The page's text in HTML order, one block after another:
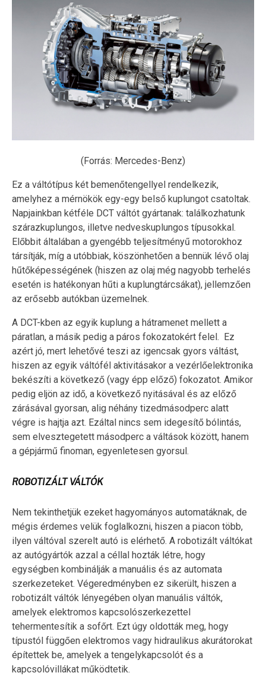
(Forrás: Mercedes-Benz)
Ez a váltótípus két bemenőtengellyel rendelkezik,
amelyhez a mérnökök egy-egy belső kuplungot csatoltak.
Napjainkban kétféle DCT váltót gyártanak: találkozhatunk
szárazkuplungos, illetve nedveskuplungos típusokkal.
Előbbit általában a gyengébb teljesítményű motorokhoz
társítják, míg a utóbbiak, köszönhetően a bennük lévő olaj
hűtőképességének (hiszen az olaj még nagyobb terhelés
esetén is hatékonyan hűti a kuplungtárcsákat), jellemzően
az erősebb autókban üzemelnek.
A DCT-kben az egyik kuplung a hátramenet mellett a
páratlan, a másik pedig a páros fokozatokért felel. Ez
azért jó, mert lehetővé teszi az igencsak gyors váltást,
hiszen az egyik váltófél aktivitásakor a vezérlőelektronika
bekészíti a következő (vagy épp előző) fokozatot. Amikor
pedig eljön az idő, a következő nyitásával és az előző
zárásával gyorsan, alig néhány tizedmásodperc alatt
végre is hajtja azt. Ezáltal nincs sem idegesítő bólintás,
sem elvesztegetett másodperc a váltások között, hanem
a gépjármű finoman, egyenletesen gyorsul.
ROBOTIZÁLT VÁLTÓK
Nem tekinthetjük ezeket hagyományos automatáknak, de
mégis érdemes velük foglalkozni, hiszen a piacon több,
ilyen váltóval szerelt autó is elérhető. A robotizált váltókat
az autógyártók azzal a céllal hozták létre, hogy
egységben kombinálják a manuális és az automata
szerkezeteket. Végeredményben ez sikerült, hiszen a
robotizált váltók lényegében olyan manuális váltók,
amelyek elektromos kapcsolószerkezettel
tehermentesítik a sofőrt. Ezt úgy oldották meg, hogy
típustól függően elektromos vagy hidraulikus akurátorokat
építettek be, amelyek a tengelykapcsolót és a
kapcsolóvillákat működtetik.